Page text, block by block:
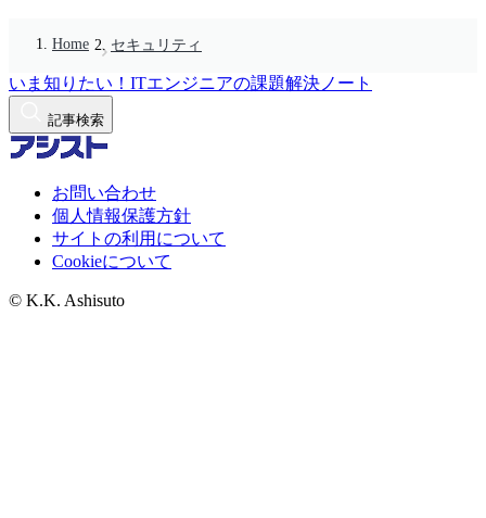
Home セキュリティ
いま知りたい！ITエンジニアの課題解決ノート
記事検索
お問い合わせ
個人情報保護方針
サイトの利用について
Cookieについて
© K.K. Ashisuto